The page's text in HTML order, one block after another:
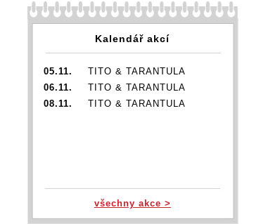
Kateřina Marie
Tichá
Kalendář akcí
05.11.
TITO & TARANTULA
06.11.
TITO & TARANTULA
08.11.
TITO & TARANTULA
všechny akce >